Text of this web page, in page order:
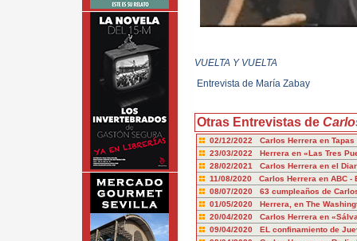
VUELTA Y VUELTA
Entrevista de María Zabay
Otras Entrevistas de
02/12/2022 Carlos Herrera en Tapas
23/03/2022 Herrera en «Las Tres
28/02/2021 Carlos Herrera en el
11/08/2020 Carlos Herrera en ABC -
08/07/2020 63 cumpleaños de
01/05/2020 Herrera, en The
20/04/2020 Carlos Herrera en
09/04/2020 EL confinamiento de